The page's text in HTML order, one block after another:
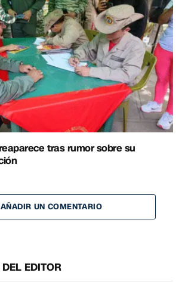
tras rumor sobre su
AÑADIR UN COMENTARIO
EDITOR